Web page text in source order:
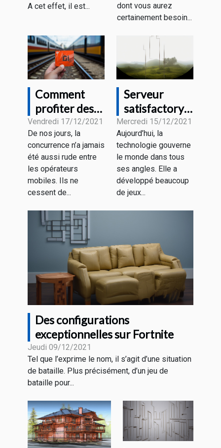
A cet effet, il est...
dont vous aurez
certainement besoin...
Comment
profiter des
forfaits
mobiles sans
engagement
?
Vendredi 17/12/2021
De nos jours, la
concurrence n’a jamais
été aussi rude entre
les opérateurs
mobiles. Ils ne
cessent de...
Serveur
satisfactory :
Que retenir ?
Mercredi 15/12/2021
Aujourd’hui, la
technologie gouverne
le monde dans tous
ses angles. Elle a
développé beaucoup
de jeux...
Des configurations
exceptionnelles sur Fortnite
Jeudi 09/12/2021
Tel que l’exprime le nom, il s’agit d’une situation
de bataille. Plus précisément, d’un jeu de
bataille pour...